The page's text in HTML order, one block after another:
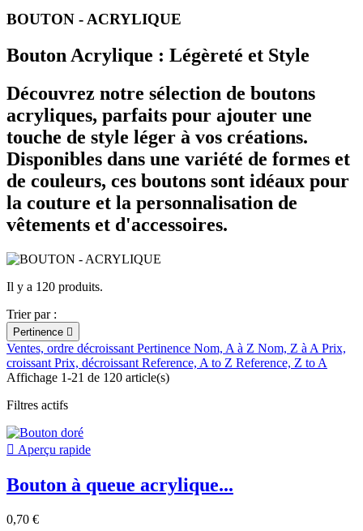
BOUTON - ACRYLIQUE
Bouton Acrylique : Légèreté et Style
Découvrez notre sélection de boutons
acryliques, parfaits pour ajouter une
touche de style léger à vos créations.
Disponibles dans une variété de formes et
de couleurs, ces boutons sont idéaux pour
la couture et la personnalisation de
vêtements et d'accessoires.
Il y a 120 produits.
Trier par :
Pertinence 
Ventes, ordre décroissant Pertinence Nom, A à Z Nom, Z à A Prix,
croissant Prix, décroissant Reference, A to Z Reference, Z to A
Affichage 1-21 de 120 article(s)
Filtres actifs
 Aperçu rapide
Bouton à queue acrylique...
0,70 €